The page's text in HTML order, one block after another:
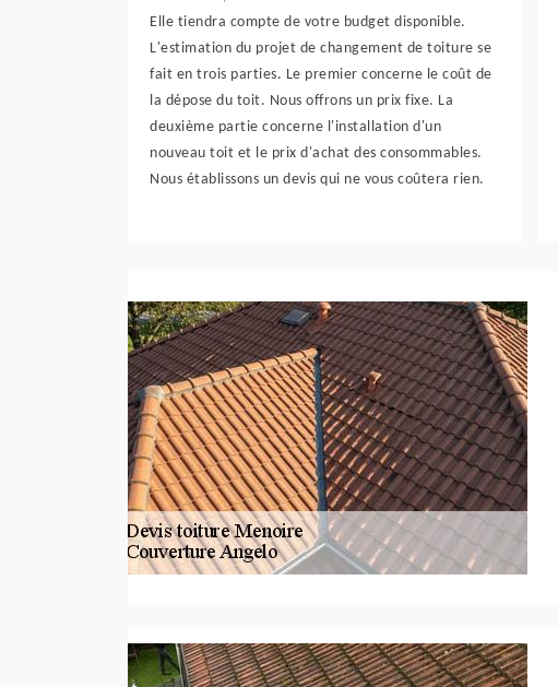
Elle tiendra compte de votre budget disponible.
L'estimation du projet de changement de toiture se
fait en trois parties. Le premier concerne le coût de
la dépose du toit. Nous offrons un prix fixe. La
deuxième partie concerne l'installation d'un
nouveau toit et le prix d'achat des consommables.
Nous établissons un devis qui ne vous coûtera rien.